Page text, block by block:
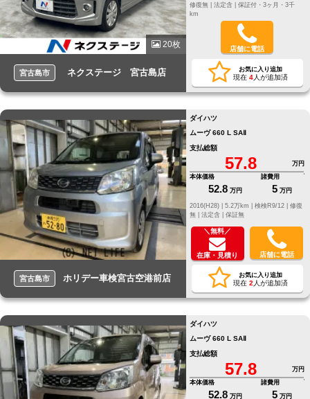
20枚
宮古島市 ネクステージ 宮古島店
修復無 | 法定含 | 保証付・3ヶ月・3千
km
店舗に電話
お気に入り追加
現在 4人が追加済
宮古島市 ホリデー車検宮古空港前店
ダイハツ
ムーヴ 660 L SAⅡ
支払総額
57.8
万円
本体価格
52.8 万円
諸費用
5 万円
修復
無 | 法定含 | 保証無
＼無料／
在庫・見積り 店舗に電話
お気に入り追加
現在 2 人が追加済
ダイハツ
ムーヴ 660 L SAⅡ
支払総額
57.8
万円
本体価格
52.8 万円
諸費用
5 万円